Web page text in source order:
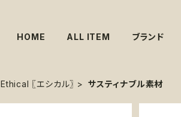
HOME ALL ITEM ブランド
Ethical 〖エシカル〗 サスティナブル素材